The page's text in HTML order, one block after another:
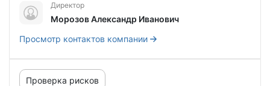
Директор
Морозов Александр Иванович
Просмотр контактов компании
Проверка рисков